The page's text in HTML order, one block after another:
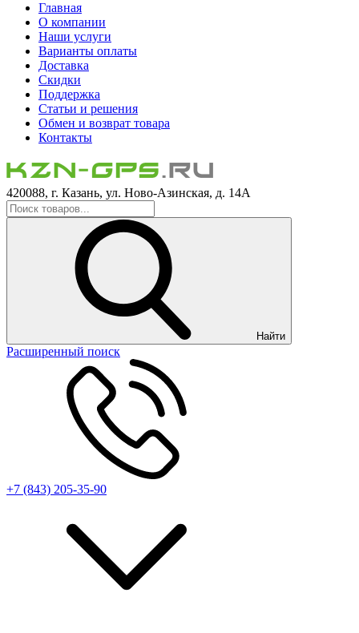
Главная
О компании
Наши услуги
Варианты оплаты
Доставка
Скидки
Поддержка
Статьи и решения
Обмен и возврат товара
Контакты
420088, г. Казань, ул. Ново-Азинская, д. 14А
Найти
Расширенный поиск
+7 (843) 205-35-90